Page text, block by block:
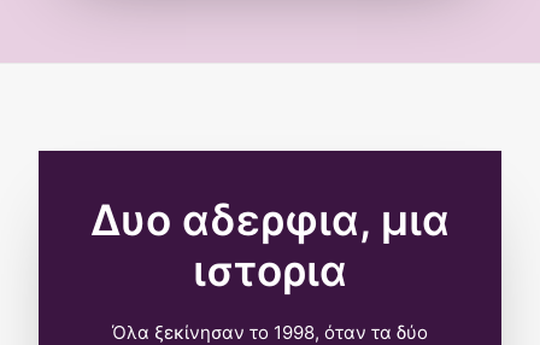
Δυο αδερφια, μια
ιστορια
Όλα ξεκίνησαν το 1998, όταν τα δύο